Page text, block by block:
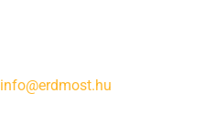
info@erdmost.hu